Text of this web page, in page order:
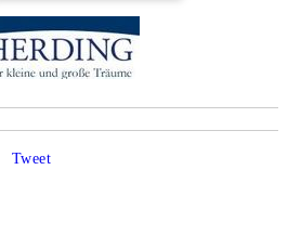
Tweet